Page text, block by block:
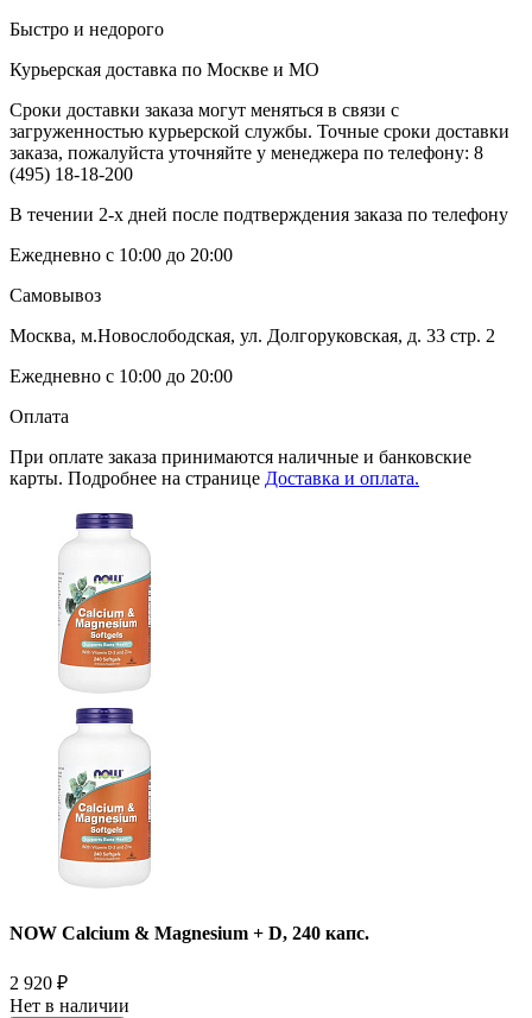
Быстро и недорого
Курьерская доставка по Москве и МО
Сроки доставки заказа могут меняться в связи с
загруженностью курьерской службы. Точные сроки доставки
заказа, пожалуйста уточняйте у менеджера по телефону: 8
(495) 18-18-200
В течении 2-х дней после подтверждения заказа по телефону
Ежедневно с 10:00 до 20:00
Самовывоз
Москва, м.Новослободская, ул. Долгоруковская, д. 33 стр. 2
Ежедневно с 10:00 до 20:00
Оплата
При оплате заказа принимаются наличные и банковские
карты. Подробнее на странице Доставка и оплата.
NOW Calcium & Magnesium + D, 240 капс.
2 920 ₽
Нет в наличии